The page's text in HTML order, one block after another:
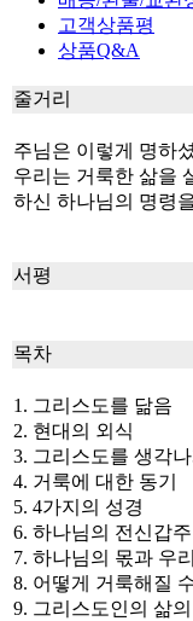
고객상품평
상품Q&A
줄거리
주님은 이렇게 명하
우리는 거룩한 삶을
하신 하나님의 명령
서평
목차
1. 그리스도를 닮음
2. 현대의 외식
3. 그리스도를 생각
4. 거룩에 대한 동기
5. 4가지의 성경
6. 하나님의 전신갑주
7. 하나님의 몫과 우
8. 어떻게 거룩해질
9. 그리스도인의 삶의